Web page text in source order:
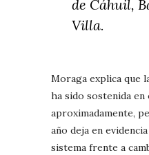
de Cáhuil,
Villa.
Moraga explica que
ha sido sostenida en
aproximadamente,
año deja en
sistema frente a